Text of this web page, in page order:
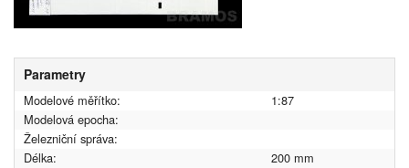
Parametry
Modelové měřítko:
1:87
Modelová epocha:
Železniční správa:
Délka:
200 mm